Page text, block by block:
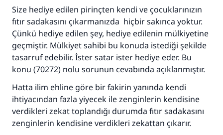
Size hediye edilen pirinçten kendi ve çocuklarınızın
fıtır sadakasını çıkarmanızda hiçbir sakınca yoktur.
Çünkü hediye edilen şey, hediye edilenin mülkiyetine
geçmiştir. Mülkiyet sahibi bu konuda istediği şekilde
tasarruf edebilir. İster satar ister hediye eder. Bu
konu (70272) nolu sorunun cevabında açıklanmıştır.
Hatta ilim ehline göre bir fakirin yanında kendi
ihtiyacından fazla yiyecek ile zenginlerin kendisine
verdikleri zekat toplandığı durumda fıtır sadakasını
zenginlerin kendisine verdikleri zekattan çıkarır.
110845 Nolu Cevap, bir evliliği
kurtardı.